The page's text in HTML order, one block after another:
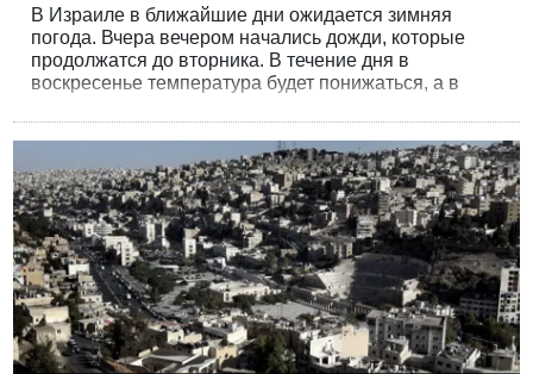
В Израиле в ближайшие дни ожидается зимняя
погода. Вчера вечером начались дожди, которые
продолжатся до вторника. В течение дня в
воскресенье температура будет понижаться, а в
погода — на 10 градусов ниже, чем в субботу. В
Тель-Авиве будет 17 градусов вместо субботних 26,
в Иерусалиме 11 градусов после субботних 22.